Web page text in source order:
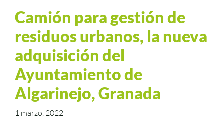
Camión para gestión de
residuos urbanos, la nueva
adquisición del
Ayuntamiento de
Algarinejo, Granada
1 marzo, 2022